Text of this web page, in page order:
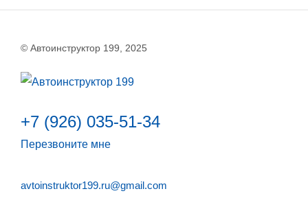
+7 (926) 035-51-34
Перезвоните мне
avtoinstruktor199.ru@gmail.com
© Автоинструктор 199, 2025